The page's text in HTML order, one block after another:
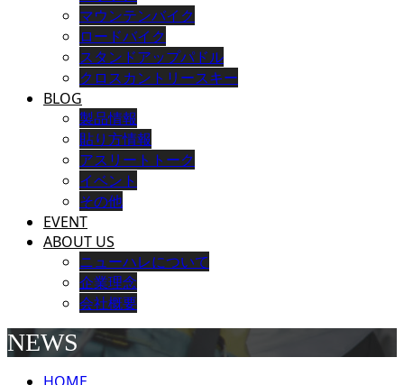
マウンテンバイク
ロードバイク
スタンドアップパドル
クロスカントリースキー
BLOG
製品情報
貼り方情報
アスリートトーク
イベント
その他
EVENT
ABOUT US
ニューハレについて
企業理念
会社概要
NEWS